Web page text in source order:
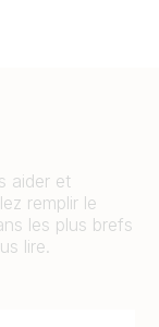
aider et
remplir le
les plus brefs
lire.